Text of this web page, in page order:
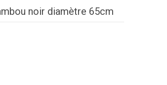
noir diamètre 65cm